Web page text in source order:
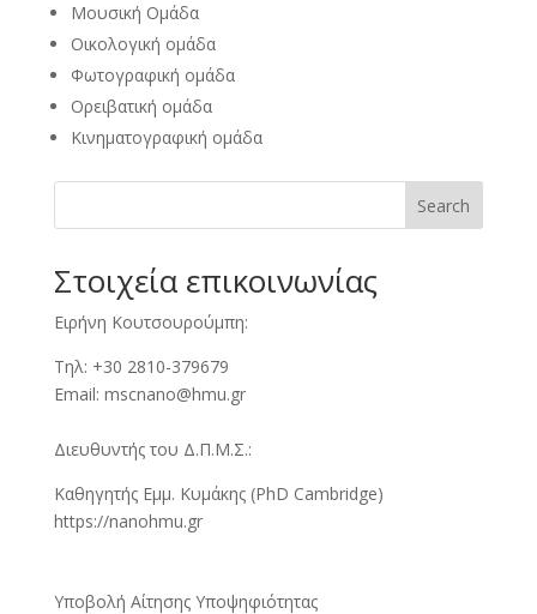
Μουσική Οµάδα
Οικολογική οµάδα
Φωτογραφική οµάδα
Ορειβατική οµάδα
Κινηµατογραφική οµάδα
Search
Στοιχεία επικοινωνίας
Ειρήνη Κουτσουρούμπη:
Τηλ: +30 2810-379679
Email: mscnano@hmu.gr
Διευθυντής του Δ.Π.Μ.Σ.:
Καθηγητής Εμμ. Κυμάκης (PhD Cambridge)
https://nanohmu.gr
Υποβολή Αίτησης Υποψηφιότητας